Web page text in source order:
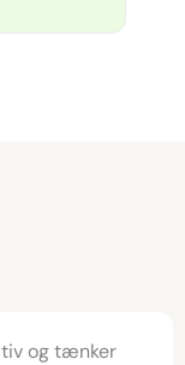
og tænker